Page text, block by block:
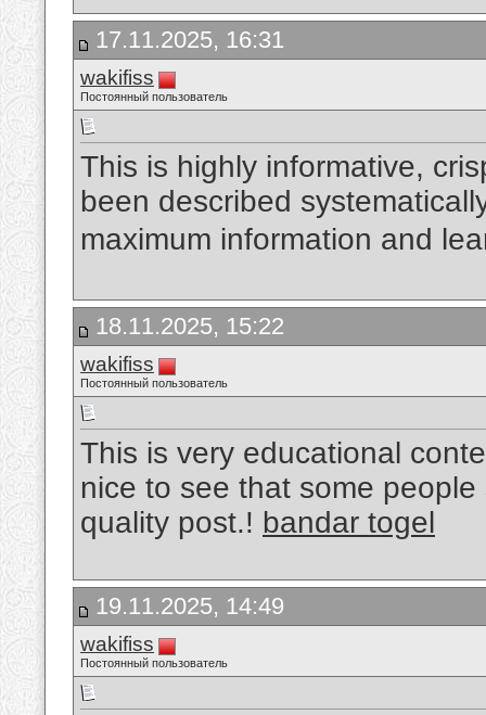
17.11.2025, 16:31
wakifiss
Постоянный пользователь
This is highly informative,
been described
maximum information and
18.11.2025, 15:22
wakifiss
Постоянный пользователь
This is very educational
nice to see that some
quality post.! bandar togel
19.11.2025, 14:49
wakifiss
Постоянный пользователь